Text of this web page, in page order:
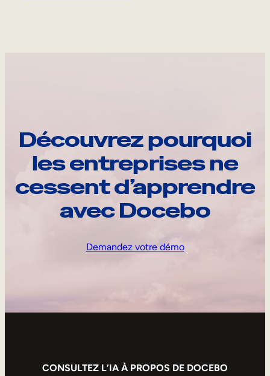
Découvrez pourquoi
les entreprises ne
cessent d’apprendre
avec Docebo
Demandez votre démo
CONSULTEZ L’IA À PROPOS DE DOCEBO